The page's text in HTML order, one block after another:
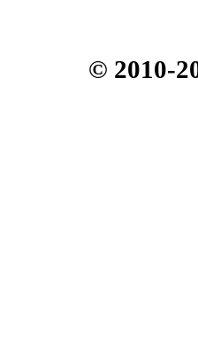
© 2010-